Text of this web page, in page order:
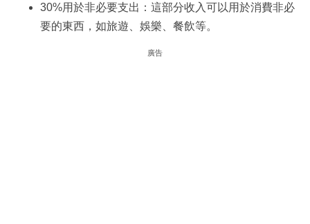
30%用於非必要支出：這部分收入可以用於消費非必
要的東西，如旅遊、娛樂、餐飲等。
廣告